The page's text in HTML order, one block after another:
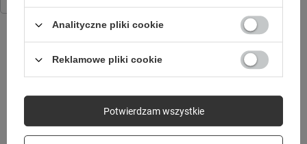
349,00 zł
Analityczne pliki cookie
Reklamowe pliki cookie
Potwierdzam wszystkie